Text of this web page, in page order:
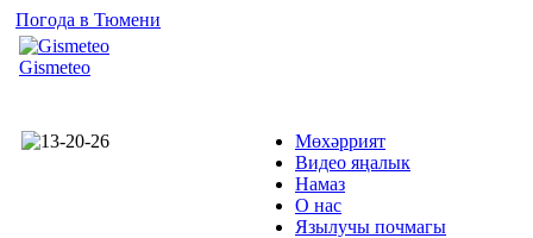
Погода в Тюмени
Gismeteo
Мөхәррият
Видео яңалык
Намаз
О нас
Язылучы почмагы